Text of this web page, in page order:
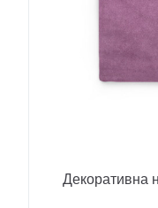
Декоративна